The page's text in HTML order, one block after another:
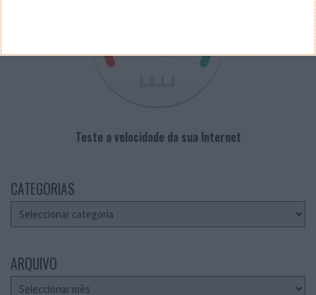
Teste a velocidade da sua Internet
CATEGORIAS
Categorias
ARQUIVO
Arquivo